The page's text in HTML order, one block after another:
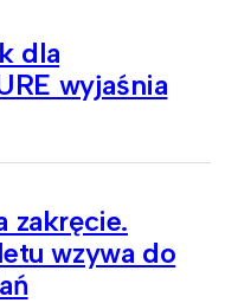
dla
wyjaśnia
zakręcie.
wzywa do